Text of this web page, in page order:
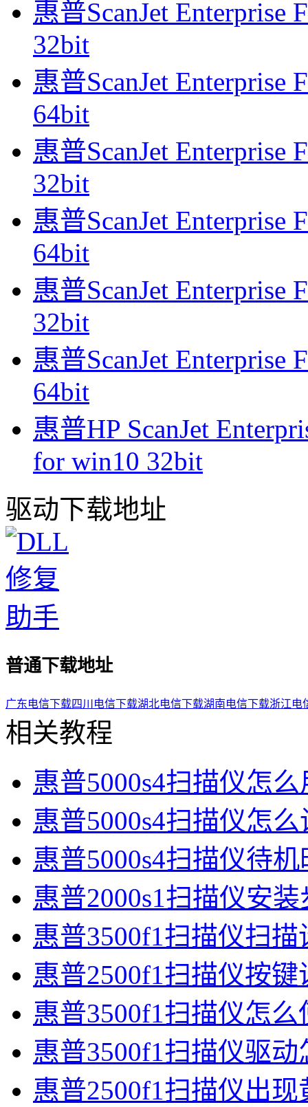
惠普ScanJet Enterprise
32bit
惠普ScanJet Enterprise
64bit
惠普ScanJet
32bit
惠普ScanJet
64bit
惠普ScanJet
32bit
惠普ScanJet
64bit
惠普HP ScanJet
for win10 32bit
驱动下载地址
普通下载地址
广东电信下载四川电信下载湖北电信下载湖南电信下载浙江电
相关教程
惠普5000s4扫描仪怎么
惠普5000s4扫描仪怎
惠普5000s4扫描仪待
惠普2000s1扫描仪安
惠普3500f1扫描仪扫
惠普2500f1扫描仪按键
惠普3500f1扫描仪怎么
惠普3500f1扫描仪驱
惠普2500f1扫描仪出